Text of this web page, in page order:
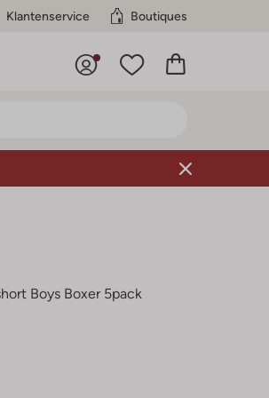
Klantenservice Boutiques
Boys Boxer 5pack